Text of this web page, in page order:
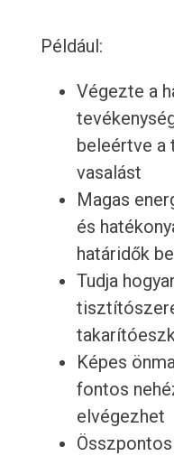
Például:
Végezte a
beleértve a
vasalást
Magas
és
határidők
Tudja
Képes
fontos
elvégezhet